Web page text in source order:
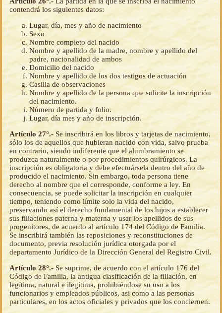
contendrá los siguientes datos:
Lugar, día, mes y año de nacimiento
Sexo
Nombre completo del nacido
Nombre y apellido de la madre, nombre y apellido del
padre, nacionalidad de ambos
Domicilio del nacido
Nombre y apellido de los dos testigos de actuación
Casilla de observaciones
Nombre y apellido de la persona que solicite la inscripción
del nacimiento.
Número de partida y folio.
Lugar, día mes y año de inscripción.
Artículo 27°.- Se inscribirá en los libros y tarjetas de nacimiento,
sólo los de aquellos que hubieran nacido con vida, salvo prueba
en contrario, siendo indiferente que el alumbramiento se
produzca naturalmente o por procedimientos quirúrgicos. La
inscripción es obligatoria y debe efectuársela dentro del año de
producido el nacimiento. Sin embargo, toda persona tiene
derecho al nombre que el corresponde, conforme a ley. En
consecuencia, se puede solicitar la inscripción en cualquier
tiempo, teniendo como límite solo la vida del nacido,
preservando así el derecho fundamental de los hijos a establecer
sus filiaciones paterna y materna y usar los apellidos de sus
progenitores, de acuerdo al artículo 174 del Código de Familia.
Se inscribirá también las reposiciones y reconstituciones de
documento, previa resolución jurídica otorgada por el
departamento Jurídico de la Dirección General del Registro Civil.
Artículo 28°.- Se suprime, de acuerdo con el artículo 176 del
Código de Familia, la antigua clasificación de la filiación, en
legítima, natural e ilegítima, prohibiéndose su uso a los
funcionarios y empleados públicos, asi como a las personas
particulares, en los actos oficiales y privados que los conciernen.